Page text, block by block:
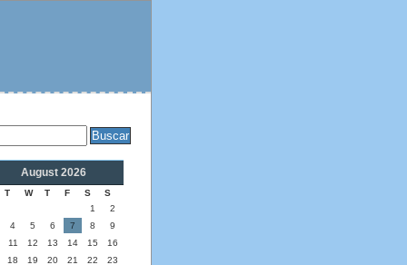
August 2026
T W T F S
S
1
2
4
5 6 7 8
9
11
12 13 14 15
16
18
19 20 21 22
23